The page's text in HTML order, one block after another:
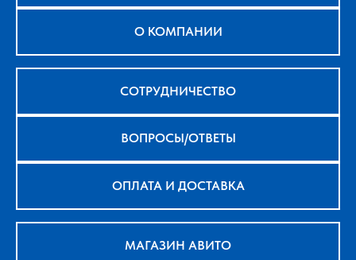
О КОМПАНИИ
СОТРУДНИЧЕСТВО
ВОПРОСЫ/ОТВЕТЫ
ОПЛАТА И ДОСТАВКА
МАГАЗИН АВИТО